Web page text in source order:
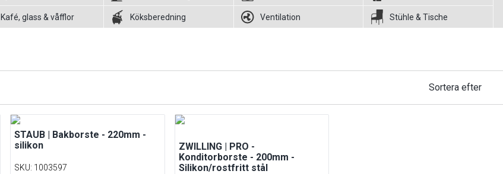
Kafé, glass & våfflor Köksberedning Ventilation Stühle & Tische
Sortera efter
STAUB | Bakborste - 220mm -
silikon
SKU: 1003597
ZWILLING | PRO -
Konditorborste - 200mm -
Silikon/rostfritt stål